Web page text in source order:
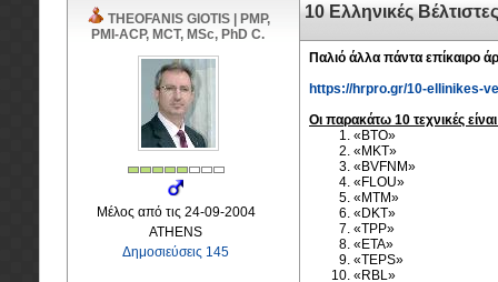
THEOFANIS GIOTIS | PMP,
PMI-ACP, MCT, MSc, PhD C.
Μέλος από τις 24-09-2004
ATHENS
Δημοσιεύσεις 145
10 Ελληνικές
Παλιό άλλα πάντα επίκαιρο
https://hrpro.gr/10-ellinikes-
Οι παρακάτω 10 τεχνικές
«BTO»
«ΜΚΤ»
«BVFNM»
«FLOU»
«MTM»
«DKΤ»
«ΤPP»
«ETA»
«TEPS»
«RBL»